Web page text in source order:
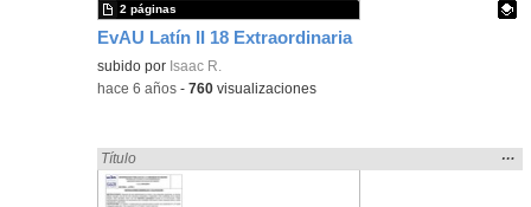
EvAU Latín II 18 Extraordinaria
Contenido educativo.
subido por Isaac R.
2 páginas
-hace 6 años -760 visualizaciones
Encontrado «EvAU» en:
Título
la
…